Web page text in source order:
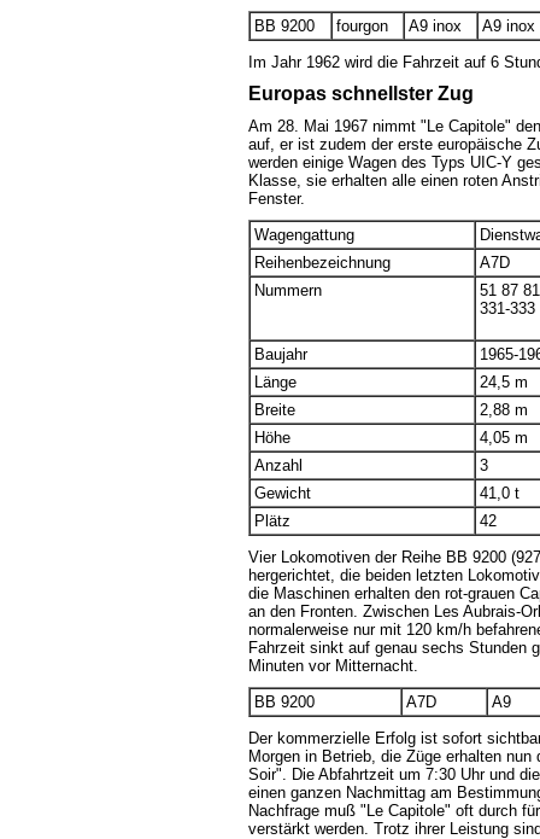
BB 9200
fourgon A9 inox
A9 inox
Im Jahr 1962 wird die Fahrzeit auf 6
Europas schnellster Zug
Am 28. Mai 1967 nimmt "Le Capitole"
auf, er ist zudem der erste europäische
werden einige Wagen des Typs UIC-Y
Klasse, sie erhalten alle einen roten
Fenster.
Wagengattung
Reihenbezeichnung
A7D
Nummern
51 87
331-333
Baujahr
1965-
Länge
24,5 m
Breite
2,88 m
Höhe
4,05 m
Anzahl
3
Gewicht
41,0 t
Plätz
42
Vier Lokomotiven der Reihe BB 9200
hergerichtet, die beiden letzten
die Maschinen erhalten den rot-grauen
an den Fronten. Zwischen Les Aubrais-
normalerweise nur mit 120 km/h
Fahrzeit sinkt auf genau sechs Stunden
Minuten vor Mitternacht.
BB 9200
A7D
A9
Der kommerzielle Erfolg ist sofort
Morgen in Betrieb, die Züge erhalten
Soir". Die Abfahrtzeit um 7:30 Uhr und
einen ganzen Nachmittag am
Nachfrage muß "Le Capitole" oft durch
verstärkt werden. Trotz ihrer Leistung